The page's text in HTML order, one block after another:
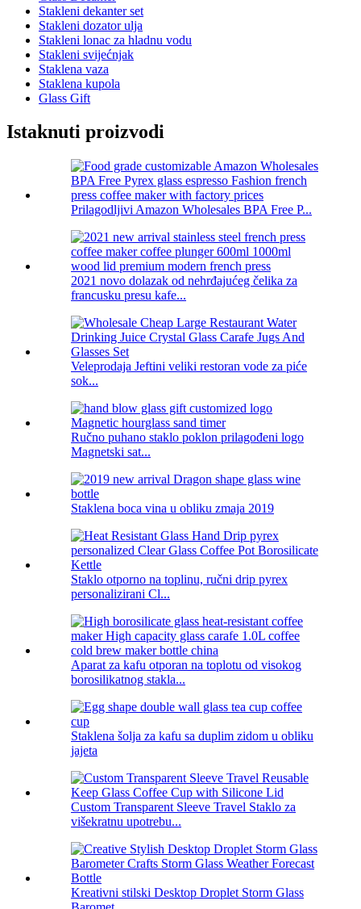
Stakleni dekanter set
Stakleni dozator ulja
Stakleni lonac za hladnu vodu
Stakleni svijećnjak
Staklena vaza
Staklena kupola
Glass Gift
Istaknuti proizvodi
Prilagodljivi Amazon Wholesales BPA Free P...
2021 novo dolazak od nehrđajućeg čelika za
francusku presu kafe...
Veleprodaja Jeftini veliki restoran vode za piće
sok...
Ručno puhano staklo poklon prilagođeni logo
Magnetski sat...
Staklena boca vina u obliku zmaja 2019
Staklo otporno na toplinu, ručni drip pyrex
personalizirani Cl...
Aparat za kafu otporan na toplotu od visokog
borosilikatnog stakla...
Staklena šolja za kafu sa duplim zidom u obliku
jajeta
Custom Transparent Sleeve Travel Staklo za
višekratnu upotrebu...
Kreativni stilski Desktop Droplet Storm Glass